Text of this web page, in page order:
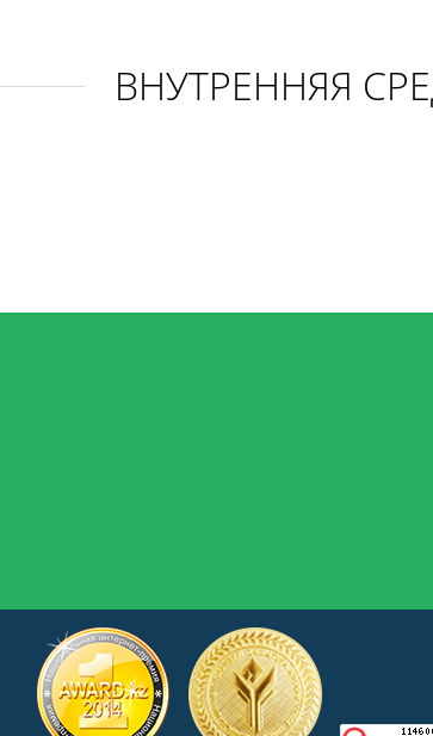
ВНУТРЕННЯЯ